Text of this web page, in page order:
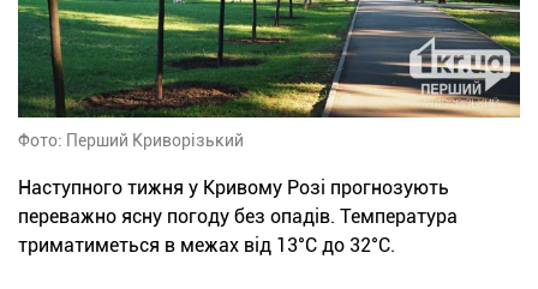
Фото: Перший Криворізький
Наступного тижня у Кривому Розі прогнозують
переважно ясну погоду без опадів. Температура
триматиметься в межах від 13°С до 32°С.